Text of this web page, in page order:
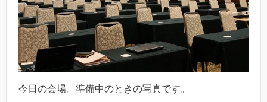
今日の会場。準備中のときの写真です。